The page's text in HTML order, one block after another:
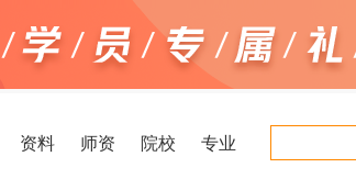
资料 师资 院校 专业